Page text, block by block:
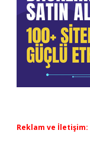
Reklam ve İletişim: